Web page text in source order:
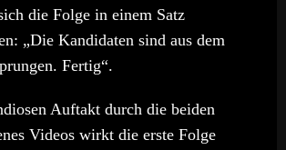
die Folge in einem Satz
„Die Kandidaten sind aus dem
Fertig“.
Auftakt durch die beiden
Videos wirkt die erste Folge